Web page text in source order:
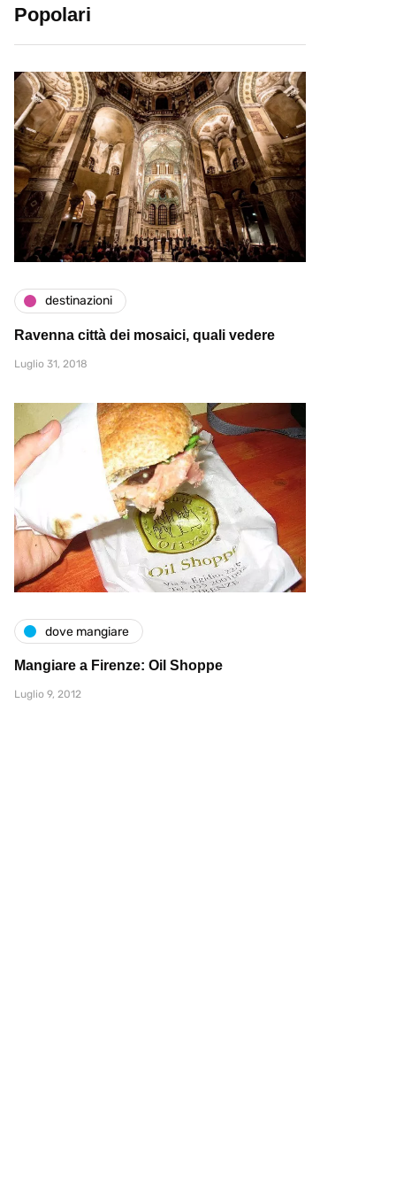
Popolari
destinazioni
Ravenna città dei mosaici, quali vedere
Luglio 31, 2018
dove mangiare
Mangiare a Firenze: Oil Shoppe
Luglio 9, 2012